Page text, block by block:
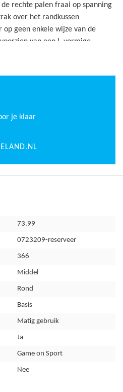
rechte palen fraai op spanning
over het randkussen
op geen enkele wijze van de
van een L-vormige
trampoline erg gemakkelijk
goed in het zicht te houden.
u uw veiligheidsnet vervangen
je klaar
73.99
0723209-reserveer
366
Middel
Rond
Basis
Matig gebruik
Ja
Game on Sport
Nee